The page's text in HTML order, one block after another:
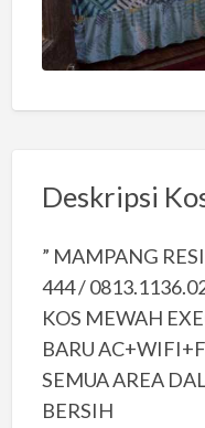
Deskripsi
” MAMPANG
444 /
KOS MEWAH
BARU
SEMUA AREA
BERSIH